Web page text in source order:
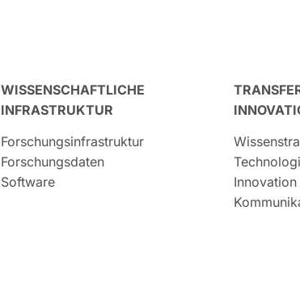
WISSENSCHAFTLICHE
INFRASTRUKTUR
Forschungsinfrastruktur
Forschungsdaten
Software
Innovation